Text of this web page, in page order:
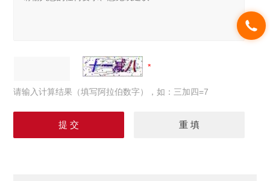
请输入计算结果（填写阿拉伯数字），如：三加四=7